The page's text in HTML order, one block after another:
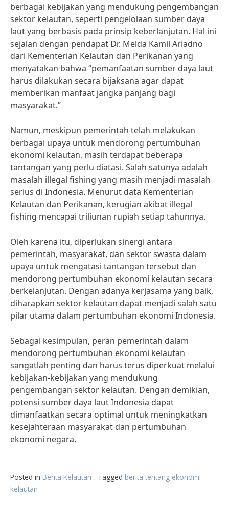
berbagai kebijakan yang mendukung pengembangan
sektor kelautan, seperti pengelolaan sumber daya
laut yang berbasis pada prinsip keberlanjutan. Hal ini
sejalan dengan pendapat Dr. Melda Kamil Ariadno
dari Kementerian Kelautan dan Perikanan yang
menyatakan bahwa “pemanfaatan sumber daya laut
harus dilakukan secara bijaksana agar dapat
memberikan manfaat jangka panjang bagi
masyarakat.”
Namun, meskipun pemerintah telah melakukan
berbagai upaya untuk mendorong pertumbuhan
ekonomi kelautan, masih terdapat beberapa
tantangan yang perlu diatasi. Salah satunya adalah
masalah illegal fishing yang masih menjadi masalah
serius di Indonesia. Menurut data Kementerian
Kelautan dan Perikanan, kerugian akibat illegal
fishing mencapai triliunan rupiah setiap tahunnya.
Oleh karena itu, diperlukan sinergi antara
pemerintah, masyarakat, dan sektor swasta dalam
upaya untuk mengatasi tantangan tersebut dan
mendorong pertumbuhan ekonomi kelautan secara
berkelanjutan. Dengan adanya kerjasama yang baik,
diharapkan sektor kelautan dapat menjadi salah satu
pilar utama dalam pertumbuhan ekonomi Indonesia.
Sebagai kesimpulan, peran pemerintah dalam
mendorong pertumbuhan ekonomi kelautan
sangatlah penting dan harus terus diperkuat melalui
kebijakan-kebijakan yang mendukung
pengembangan sektor kelautan. Dengan demikian,
potensi sumber daya laut Indonesia dapat
dimanfaatkan secara optimal untuk meningkatkan
kesejahteraan masyarakat dan pertumbuhan
ekonomi negara.
Posted in Berita Kelautan Tagged berita tentang ekonomi
kelautan